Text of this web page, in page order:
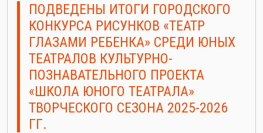
ПОДВЕДЕНЫ ИТОГИ ГОРОДСКОГО
КОНКУРСА РИСУНКОВ «ТЕАТР
ГЛАЗАМИ РЕБЕНКА» СРЕДИ ЮНЫХ
ТЕАТРАЛОВ КУЛЬТУРНО-
ПОЗНАВАТЕЛЬНОГО ПРОЕКТА
«ШКОЛА ЮНОГО ТЕАТРАЛА»
ТВОРЧЕСКОГО СЕЗОНА 2025-2026
ГГ.